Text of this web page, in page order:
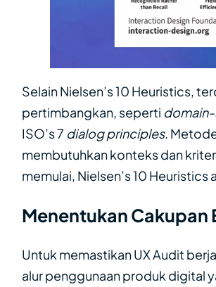
Selain Nielsen’s 10 Heuristics,
pertimbangkan, seperti
ISO’s 7 dialog principles.
membutuhkan konteks dan
memulai, Nielsen’s 10
Menentukan Cakupan
Untuk memastikan UX Audit
alur penggunaan produk digital